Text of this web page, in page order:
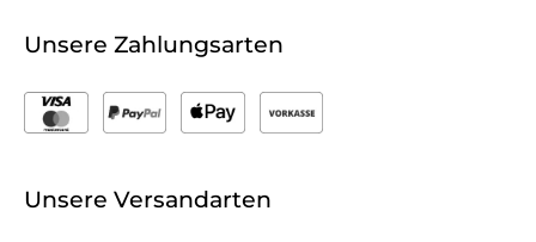
Unsere Zahlungsarten
Unsere Versandarten